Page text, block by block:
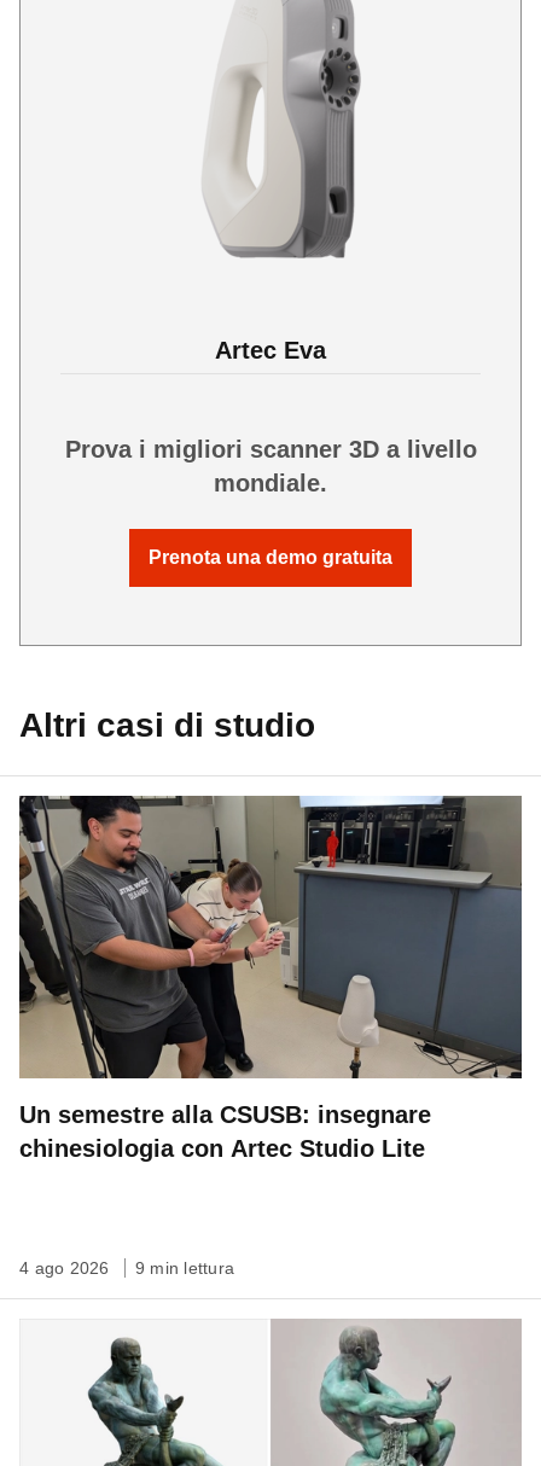
Artec Eva
Prova i migliori scanner 3D a livello
mondiale.
Prenota una demo gratuita
Altri casi di studio
Un semestre alla CSUSB: insegnare
chinesiologia con Artec Studio Lite
4 ago 2026 9 min lettura